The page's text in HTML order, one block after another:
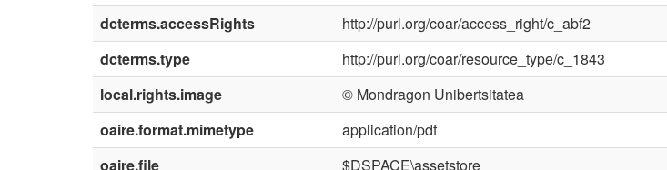
dcterms.accessRights
http://purl.org/coar/access_right/c_abf2
dcterms.type
http://purl.org/coar/resource_type/c_1843
local.rights.image
© Mondragon Unibertsitatea
oaire.format.mimetype
application/pdf
oaire.file
$DSPACE\assetstore